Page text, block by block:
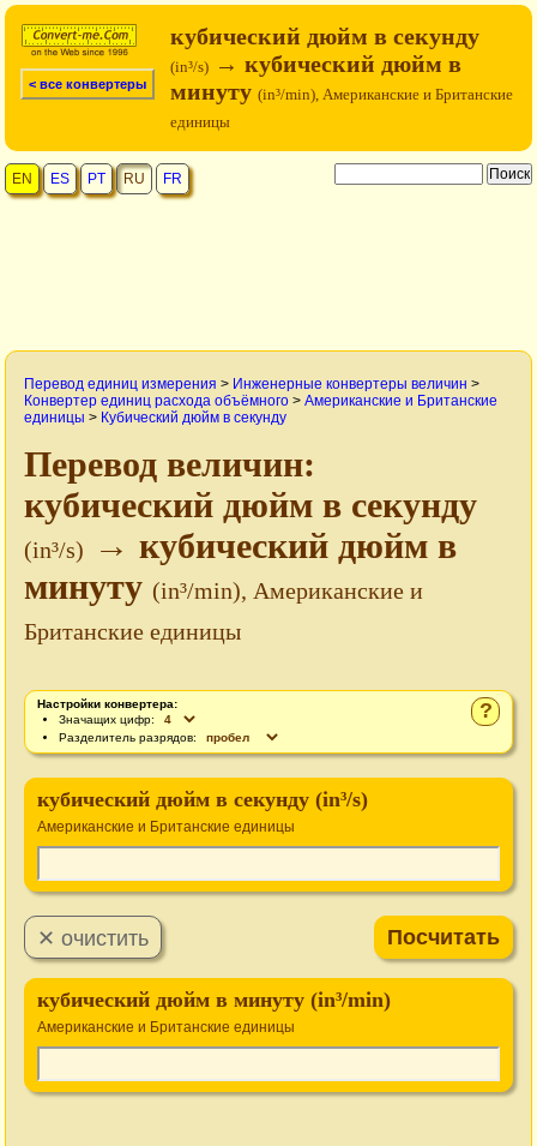
< все конвертеры
кубический дюйм в секунду
(in³/s) → кубический дюйм в
минуту (in³/min), Американские и Британские
единицы
EN ES PT RU FR
Перевод единиц измерения > Инженерные конвертеры величин >
Конвертер единиц расхода объёмного > Американские и Британские
единицы > Кубический дюйм в секунду
Перевод величин:
кубический дюйм в секунду
(in³/s)
→ кубический дюйм в
минуту (in³/min), Американские и
Британские единицы
?
Настройки конвертера:
Значащих цифр:
Разделитель разрядов:
кубический дюйм в секунду (in³/s)
Американские и Британские единицы
кубический дюйм в минуту (in³/min)
Американские и Британские единицы